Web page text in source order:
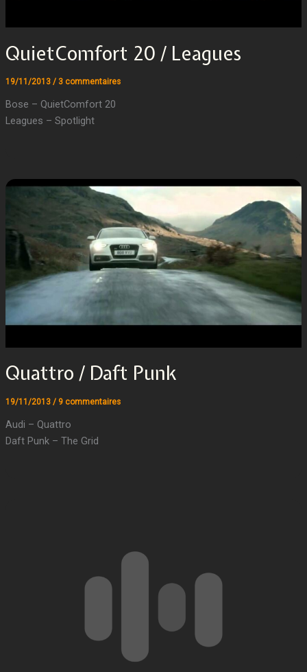
QuietComfort 20 / Leagues
19/11/2013 / 3 commentaires
Bose – QuietComfort 20
Leagues – Spotlight
Quattro / Daft Punk
19/11/2013 / 9 commentaires
Audi – Quattro
Daft Punk – The Grid